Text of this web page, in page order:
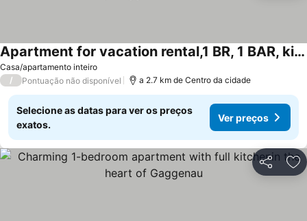
Casa/apartamento inteiro
Apartment for vacation rental,1 BR, 1 BAR, kitchen, balcony Gaggenau/Baden-Baden
/ Pontuação não disponível a 2.7 km de Centro da cidade
Selecione as datas para ver os preços
exatos.
Ver preços
Partilhar